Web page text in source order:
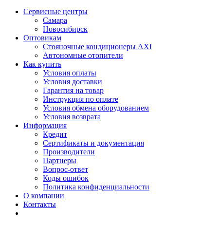
Сервисные центры
Самара
Новосибирск
Оптовикам
Стояночные кондиционеры AXI
Автономные отопители
Как купить
Условия оплаты
Условия доставки
Гарантия на товар
Инструкция по оплате
Условия обмена оборудованием
Условия возврата
Информация
Кредит
Сертификаты и документация
Производители
Партнеры
Вопрос-ответ
Коды ошибок
Политика конфиденциальности
О компании
Контакты